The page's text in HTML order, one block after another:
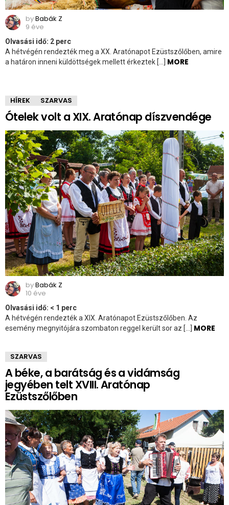
byBabák Z
9 éve
Olvasási idő: 2 perc
A hétvégén rendezték meg a XX. Aratónapot Ezüstszőlőben, amire
a határon inneni küldöttségek mellett érkeztek […] MORE
HÍREK SZARVAS
Ótelek volt a XIX. Aratónap díszvendége
byBabák Z
10 éve
Olvasási idő: < 1 perc
A hétvégén rendezték a XIX. Aratónapot Ezüstszőlőben. Az
esemény megnyitójára szombaton reggel került sor az […] MORE
SZARVAS
A béke, a barátság és a vidámság
jegyében telt XVIII. Aratónap
Ezüstszőlőben